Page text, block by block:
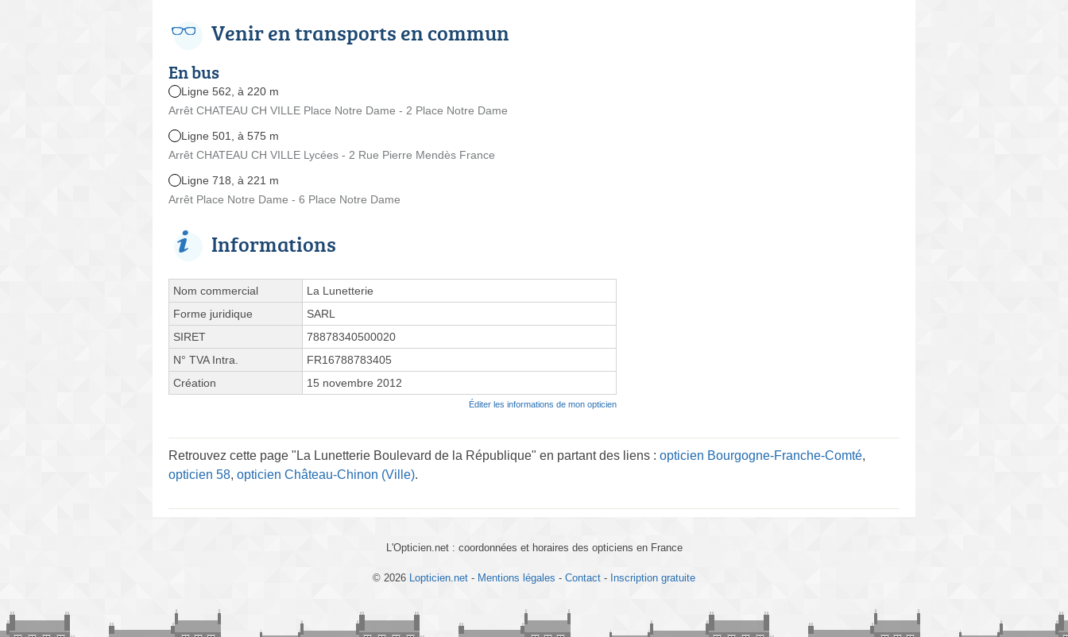
Venir en transports en commun
En bus
Ligne 562, à 220 m
Arrêt CHATEAU CH VILLE Place Notre Dame - 2 Place Notre Dame
Ligne 501, à 575 m
Arrêt CHATEAU CH VILLE Lycées - 2 Rue Pierre Mendès France
Ligne 718, à 221 m
Arrêt Place Notre Dame - 6 Place Notre Dame
Informations
Nom commercial
La Lunetterie
Forme juridique
SARL
SIRET
78878340500020
N° TVA Intra.
FR16788783405
Création
15 novembre 2012
Éditer les informations de mon opticien
Retrouvez cette page "La Lunetterie Boulevard de la République" en partant des liens : opticien Bourgogne-Franche-Comté,
opticien 58, opticien Château-Chinon (Ville).
L'Opticien.net : coordonnées et horaires des opticiens en France
© 2026 Lopticien.net - Mentions légales - Contact - Inscription gratuite